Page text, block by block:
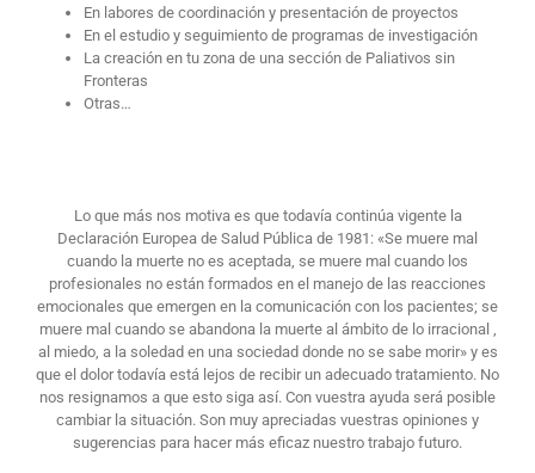
En labores de coordinación y presentación de proyectos
En el estudio y seguimiento de programas de investigación
La creación en tu zona de una sección de Paliativos sin
Fronteras
Otras…
Lo que más nos motiva es que todavía continúa vigente la
Declaración Europea de Salud Pública de 1981: «Se muere mal
cuando la muerte no es aceptada, se muere mal cuando los
profesionales no están formados en el manejo de las reacciones
emocionales que emergen en la comunicación con los pacientes; se
muere mal cuando se abandona la muerte al ámbito de lo irracional ,
al miedo, a la soledad en una sociedad donde no se sabe morir» y es
que el dolor todavía está lejos de recibir un adecuado tratamiento. No
nos resignamos a que esto siga así. Con vuestra ayuda será posible
cambiar la situación. Son muy apreciadas vuestras opiniones y
sugerencias para hacer más eficaz nuestro trabajo futuro.